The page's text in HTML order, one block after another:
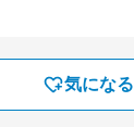
気になる